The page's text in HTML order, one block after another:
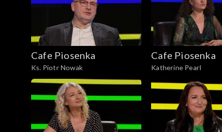
Cafe Piosenka
Ks. Piotr Nowak
Cafe Piosenka
Katherine Pearl